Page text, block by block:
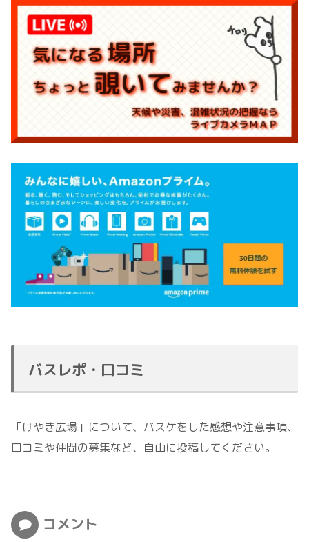
バスレポ・口コミ
「けやき広場」について、バスケをした感想や注意事項、
口コミや仲間の募集など、自由に投稿してください。
コメント